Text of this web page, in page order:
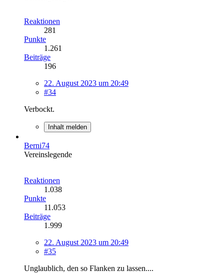
Reaktionen
281
Punkte
1.261
Beiträge
196
22. August 2023 um 20:49
#34
Verbockt.
Inhalt melden
Berni74
Vereinslegende
Reaktionen
1.038
Punkte
11.053
Beiträge
1.999
22. August 2023 um 20:49
#35
Unglaublich, den so Flanken zu lassen....